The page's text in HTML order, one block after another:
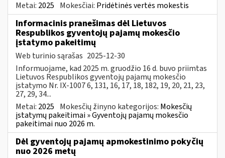
Metai: 2025 Mokesčiai: Pridėtinės vertės mokestis
Informacinis pranešimas dėl Lietuvos
Respublikos gyventojų pajamų mokesčio
įstatymo pakeitimų
Web turinio sąrašas 2025-12-30
Informuojame, kad 2025 m. gruodžio 16 d. buvo priimtas
Lietuvos Respublikos gyventojų pajamų mokesčio
įstatymo Nr. IX-1007 6, 131, 16, 17, 18, 182, 19, 20, 21, 23,
27, 29, 34...
Metai: 2025 Mokesčių žinyno kategorijos: Mokesčių
įstatymų pakeitimai » Gyventojų pajamų mokesčio
pakeitimai nuo 2026 m.
Dėl gyventojų pajamų apmokestinimo pokyčių
nuo 2026 metų